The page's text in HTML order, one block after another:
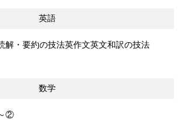
英語
解・要約の技法英作文英文和訳の技法
数学
②